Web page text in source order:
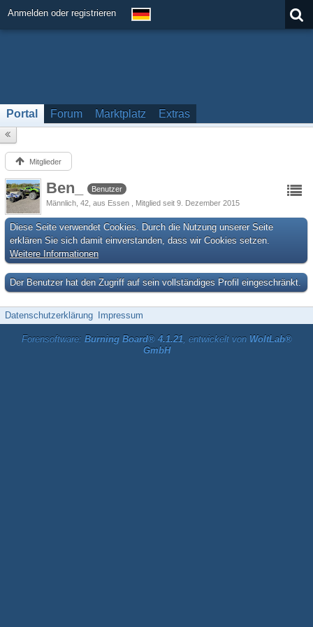
Anmelden oder registrieren
Portal Forum Marktplatz Extras
Mitglieder
Ben_
Benutzer
Männlich 42 aus Essen Mitglied seit 9. Dezember 2015
Diese Seite verwendet Cookies. Durch die Nutzung unserer Seite
erklären Sie sich damit einverstanden, dass wir Cookies setzen.
Weitere Informationen
Der Benutzer hat den Zugriff auf sein vollständiges Profil eingeschränkt.
Datenschutzerklärung Impressum
Forensoftware: Burning Board® 4.1.21, entwickelt von WoltLab®
GmbH